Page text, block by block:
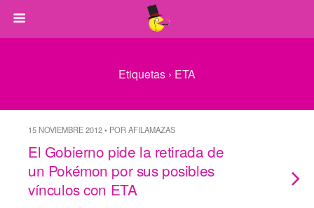
Etiquetas › ETA
15 NOVIEMBRE 2012 • POR AFILAMAZAS
El Gobierno pide la retirada de
un Pokémon por sus posibles
vínculos con ETA